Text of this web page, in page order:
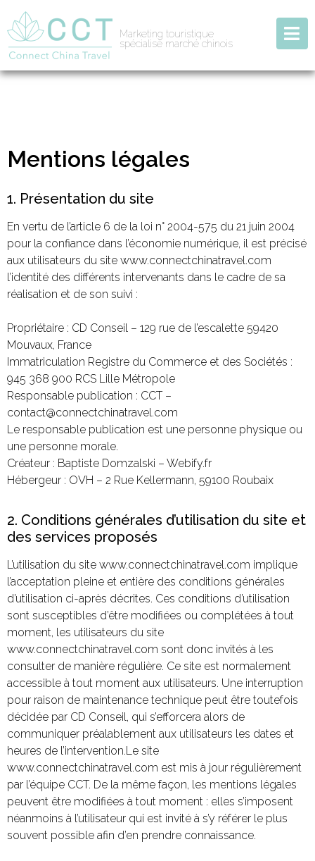
Marketing touristique
spécialisé marché chinois
Mentions légales
1. Présentation du site
En vertu de l’article 6 de la loi n° 2004-575 du 21 juin 2004
pour la confiance dans l’économie numérique, il est précisé
aux utilisateurs du site www.connectchinatravel.com
l’identité des différents intervenants dans le cadre de sa
réalisation et de son suivi :
Propriétaire : CD Conseil – 129 rue de l’escalette 59420
Mouvaux, France
Immatriculation Registre du Commerce et des Sociétés :
945 368 900 RCS Lille Métropole
Responsable publication : CCT –
contact@connectchinatravel.com
Le responsable publication est une personne physique ou
une personne morale.
Créateur : Baptiste Domzalski – Webify.fr
Hébergeur : OVH – 2 Rue Kellermann, 59100 Roubaix
2. Conditions générales d’utilisation du site et
des services proposés
L’utilisation du site www.connectchinatravel.com implique
l’acceptation pleine et entière des conditions générales
d’utilisation ci-après décrites. Ces conditions d’utilisation
sont susceptibles d’être modifiées ou complétées à tout
moment, les utilisateurs du site
www.connectchinatravel.com sont donc invités à les
consulter de manière régulière. Ce site est normalement
accessible à tout moment aux utilisateurs. Une interruption
pour raison de maintenance technique peut être toutefois
décidée par CD Conseil, qui s’efforcera alors de
communiquer préalablement aux utilisateurs les dates et
heures de l’intervention.Le site
www.connectchinatravel.com est mis à jour régulièrement
par l’équipe CCT. De la même façon, les mentions légales
peuvent être modifiées à tout moment : elles s’imposent
néanmoins à l’utilisateur qui est invité à s’y référer le plus
souvent possible afin d’en prendre connaissance.